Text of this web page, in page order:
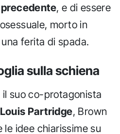
, e di essere
morto in
ferita di spada.
sulla schiena
suo co-protagonista
Louis Partridge, Brown
idee chiarissime su